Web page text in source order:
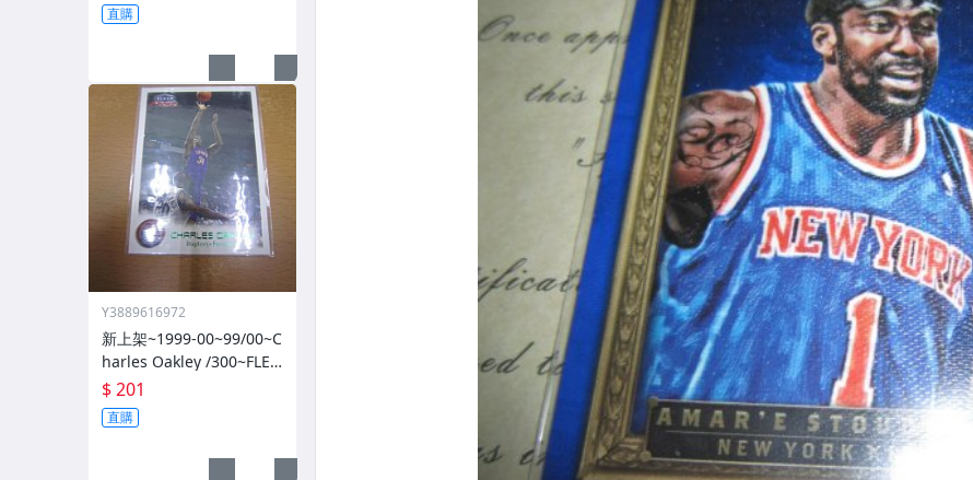
直購
Y3889616972
新上架~1999-00~99/00~C
harles Oakley /300~FLEE
R~~限量/300~1060114-1
$ 201
直購